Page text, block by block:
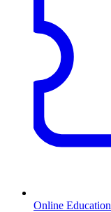
Online Education